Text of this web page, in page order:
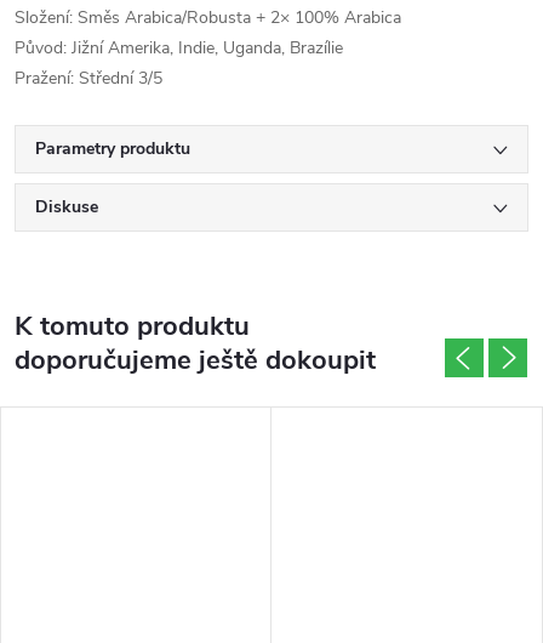
Složení: Směs Arabica/Robusta + 2× 100% Arabica
Původ: Jižní Amerika, Indie, Uganda, Brazílie
Pražení: Střední 3/5
Parametry produktu
Diskuse
K tomuto produktu
doporučujeme ještě dokoupit